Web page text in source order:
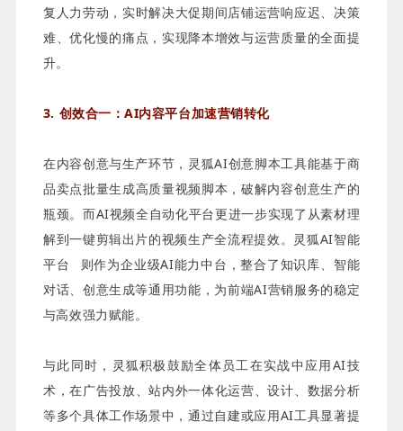
复人力劳动，实时解决大促期间店铺运营响应迟、决策
难、优化慢的痛点，实现降本增效与运营质量的全面提
升。
3. 创效合一：AI内容平台加速营销转化
在内容创意与生产环节，灵狐AI创意脚本工具能基于商
品卖点批量生成高质量视频脚本，破解内容创意生产的
瓶颈。而AI视频全自动化平台更进一步实现了从素材理
解到一键剪辑出片的视频生产全流程提效。灵狐AI智能
平台
则作为企业级AI能力中台，整合了知识库、智能
对话、创意生成等通用功能，为前端AI营销服务的稳定
与高效强力赋能。
与此同时，灵狐积极鼓励全体员工在实战中应用AI技
术，在广告投放、站内外一体化运营、设计、数据分析
等多个具体工作场景中，通过自建或应用AI工具显著提